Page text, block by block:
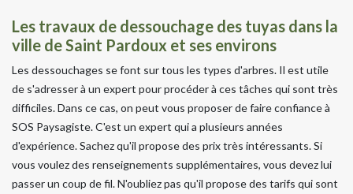
Les travaux de dessouchage des tuyas dans la
ville de Saint Pardoux et ses environs
Les dessouchages se font sur tous les types d'arbres. Il est utile
de s'adresser à un expert pour procéder à ces tâches qui sont très
difficiles. Dans ce cas, on peut vous proposer de faire confiance à
SOS Paysagiste. C'est un expert qui a plusieurs années
d'expérience. Sachez qu'il propose des prix très intéressants. Si
vous voulez des renseignements supplémentaires, vous devez lui
passer un coup de fil. N'oubliez pas qu'il propose des tarifs qui sont